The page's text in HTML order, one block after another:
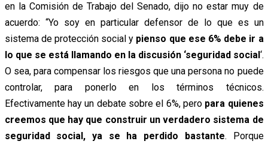
en la Comisión de Trabajo del Senado, dijo no estar muy de
acuerdo: “Yo soy en particular defensor de lo que es un
sistema de protección social y pienso que ese 6% debe ir a
lo que se está llamando en la discusión ‘seguridad social‘.
O sea, para compensar los riesgos que una persona no puede
controlar, para ponerlo en los términos técnicos.
Efectivamente hay un debate sobre el 6%, pero para quienes
creemos que hay que construir un verdadero sistema de
seguridad social, ya se ha perdido bastante. Porque